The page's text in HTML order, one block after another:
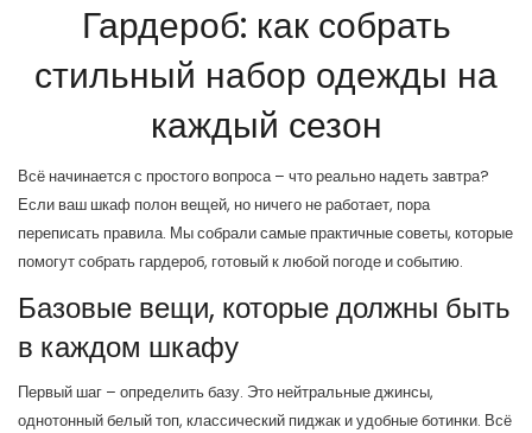
Гардероб: как собрать
стильный набор одежды на
каждый сезон
Всё начинается с простого вопроса – что реально надеть завтра?
Если ваш шкаф полон вещей, но ничего не работает, пора
переписать правила. Мы собрали самые практичные советы, которые
помогут собрать гардероб, готовый к любой погоде и событию.
Базовые вещи, которые должны быть
в каждом шкафу
Первый шаг – определить базу. Это нейтральные джинсы,
однотонный белый топ, классический пиджак и удобные ботинки. Всё